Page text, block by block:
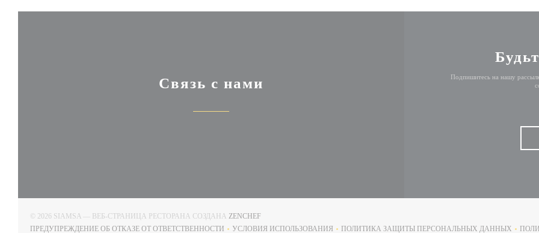
Связь с нами
Подпишитесь на нашу
© 2026 SIAMSA — ВЕБ-СТРАНИЦА РЕСТОРАНА СОЗДАНА ZENCHEF
ПРЕДУПРЕЖДЕНИЕ ОБ ОТКАЗЕ ОТ ОТВЕТСТВЕННОСТИ
УСЛОВИЯ ИСПОЛЬЗОВАНИЯ ПОЛИТИКА ЗАЩИТЫ ПЕРСОНАЛЬНЫХ ДАННЫХ